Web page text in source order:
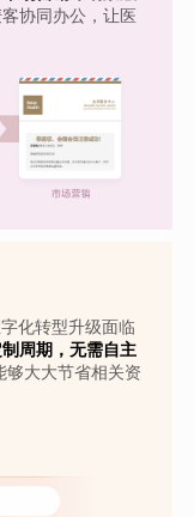
协同办公，让医
化转型升级面临
周期，无需自主
够大大节省相关资